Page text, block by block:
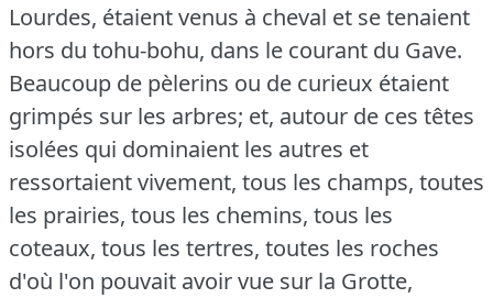
Lourdes, étaient venus à cheval et se tenaient
hors du tohu-bohu, dans le courant du Gave.
Beaucoup de pèlerins ou de curieux étaient
grimpés sur les arbres; et, autour de ces têtes
isolées qui dominaient les autres et
ressortaient vivement, tous les champs, toutes
les prairies, tous les chemins, tous les
coteaux, tous les tertres, toutes les roches
d'où l'on pouvait avoir vue sur la Grotte,